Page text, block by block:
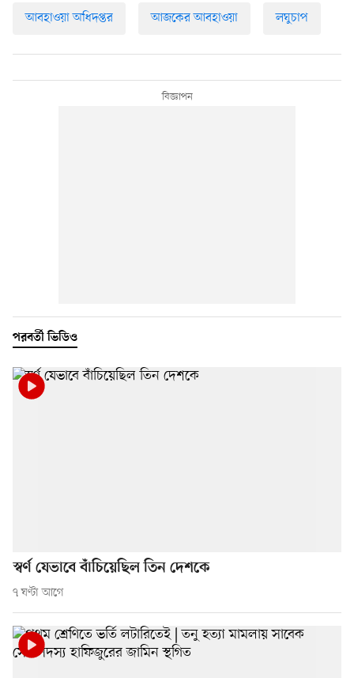
আবহাওয়া অধিদপ্তর আজকের আবহাওয়া লঘুচাপ
পরবর্তী ভিডিও
স্বর্ণ যেভাবে বাঁচিয়েছিল তিন দেশকে
৭ ঘণ্টা আগে